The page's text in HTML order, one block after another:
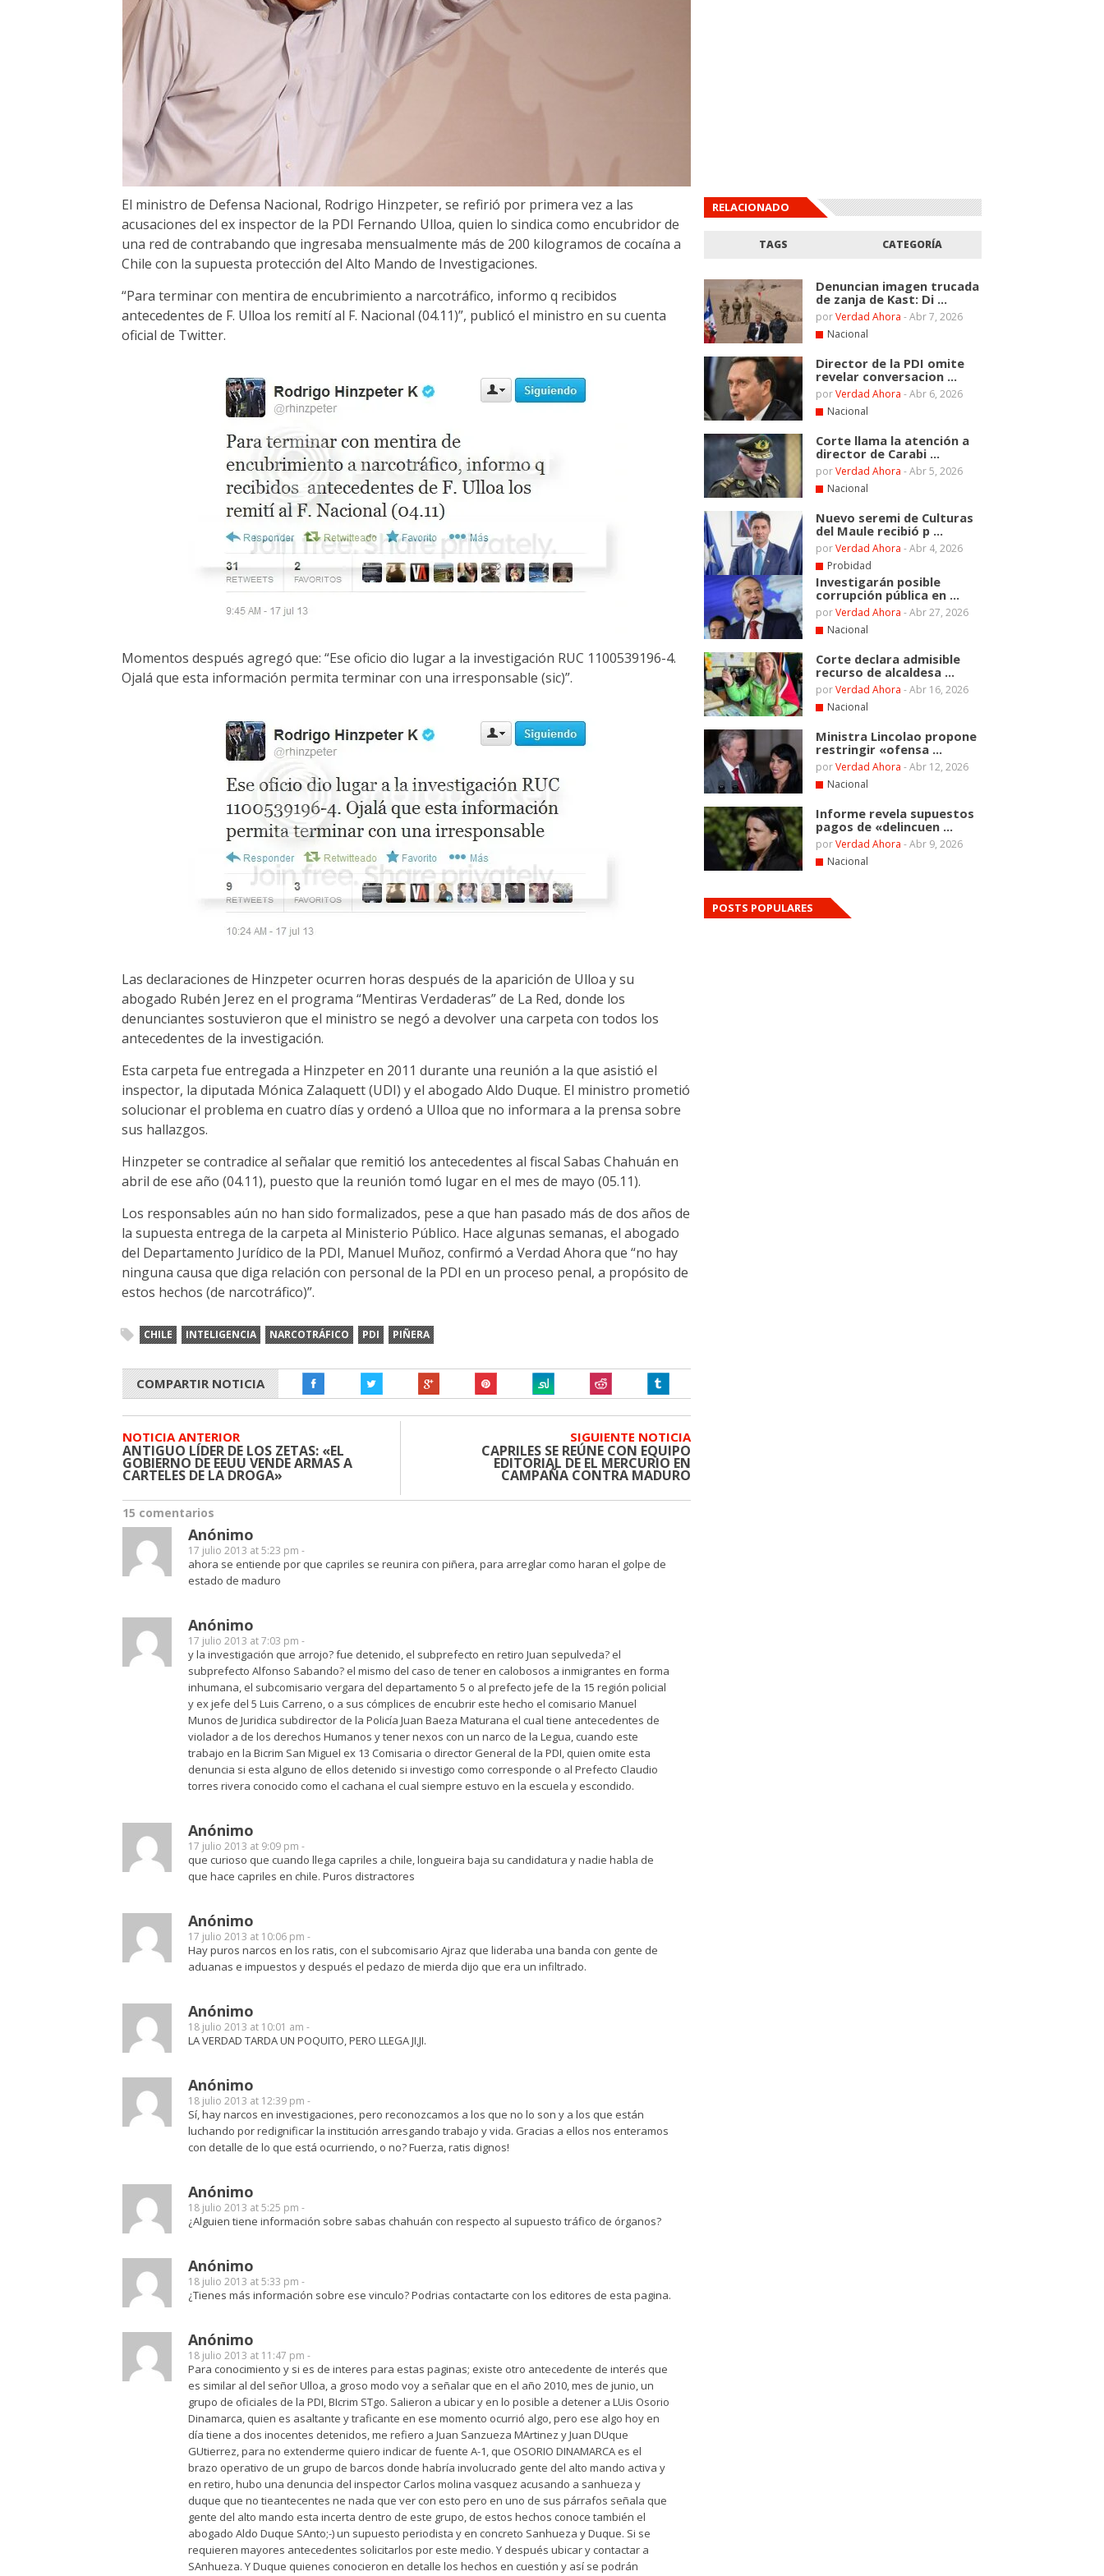
El ministro de Defensa Nacional, Rodrigo Hinzpeter, se refirió por primera vez a las
acusaciones del ex inspector de la PDI Fernando Ulloa, quien lo sindica como encubridor de
una red de contrabando que ingresaba mensualmente más de 200 kilogramos de cocaína a
Chile con la supuesta protección del Alto Mando de Investigaciones.
“Para terminar con mentira de encubrimiento a narcotráfico, informo q recibidos
antecedentes de F. Ulloa los remití al F. Nacional (04.11)”, publicó el ministro en su cuenta
oficial de Twitter.
Momentos después agregó que: “Ese oficio dio lugar a la investigación RUC 1100539196-4.
Ojalá que esta información permita terminar con una irresponsable (sic)”.
Las declaraciones de Hinzpeter ocurren horas después de la aparición de Ulloa y su
abogado Rubén Jerez en el programa “Mentiras Verdaderas” de La Red, donde los
denunciantes sostuvieron que el ministro se negó a devolver una carpeta con todos los
antecedentes de la investigación.
Esta carpeta fue entregada a Hinzpeter en 2011 durante una reunión a la que asistió el
inspector, la diputada Mónica Zalaquett (UDI) y el abogado Aldo Duque. El ministro prometió
solucionar el problema en cuatro días y ordenó a Ulloa que no informara a la prensa sobre
sus hallazgos.
Hinzpeter se contradice al señalar que remitió los antecedentes al fiscal Sabas Chahuán en
abril de ese año (04.11), puesto que la reunión tomó lugar en el mes de mayo (05.11).
Los responsables aún no han sido formalizados, pese a que han pasado más de dos años de
la supuesta entrega de la carpeta al Ministerio Público. Hace algunas semanas, el abogado
del Departamento Jurídico de la PDI, Manuel Muñoz, confirmó a Verdad Ahora que “no hay
ninguna causa que diga relación con personal de la PDI en un proceso penal, a propósito de
estos hechos (de narcotráfico)”.
CHILE INTELIGENCIA NARCOTRÁFICO PDI PIÑERA
COMPARTIR NOTICIA
NOTICIA ANTERIOR
ANTIGUO LÍDER DE LOS ZETAS: «EL
GOBIERNO DE EEUU VENDE ARMAS A
CARTELES DE LA DROGA»
SIGUIENTE NOTICIA
CAPRILES SE REÚNE CON EQUIPO
EDITORIAL DE EL MERCURIO EN
CAMPAÑA CONTRA MADURO
15 comentarios
Anónimo
17 julio 2013 at 5:23 pm -
ahora se entiende por que capriles se reunira con piñera, para arreglar como haran el golpe de
estado de maduro
Anónimo
17 julio 2013 at 7:03 pm -
y la investigación que arrojo? fue detenido, el subprefecto en retiro Juan sepulveda? el
subprefecto Alfonso Sabando? el mismo del caso de tener en calobosos a inmigrantes en forma
inhumana, el subcomisario vergara del departamento 5 o al prefecto jefe de la 15 región policial
y ex jefe del 5 Luis Carreno, o a sus cómplices de encubrir este hecho el comisario Manuel
Munos de Juridica subdirector de la Policía Juan Baeza Maturana el cual tiene antecedentes de
violador a de los derechos Humanos y tener nexos con un narco de la Legua, cuando este
trabajo en la Bicrim San Miguel ex 13 Comisaria o director General de la PDI, quien omite esta
denuncia si esta alguno de ellos detenido si investigo como corresponde o al Prefecto Claudio
torres rivera conocido como el cachana el cual siempre estuvo en la escuela y escondido.
Anónimo
17 julio 2013 at 9:09 pm -
que curioso que cuando llega capriles a chile, longueira baja su candidatura y nadie habla de
que hace capriles en chile. Puros distractores
Anónimo
17 julio 2013 at 10:06 pm -
Hay puros narcos en los ratis, con el subcomisario Ajraz que lideraba una banda con gente de
aduanas e impuestos y después el pedazo de mierda dijo que era un infiltrado.
Anónimo
18 julio 2013 at 10:01 am -
LA VERDAD TARDA UN POQUITO, PERO LLEGA JI,JI.
Anónimo
18 julio 2013 at 12:39 pm -
Sí, hay narcos en investigaciones, pero reconozcamos a los que no lo son y a los que están
luchando por redignificar la institución arresgando trabajo y vida. Gracias a ellos nos enteramos
con detalle de lo que está ocurriendo, o no? Fuerza, ratis dignos!
Anónimo
18 julio 2013 at 5:25 pm -
¿Alguien tiene información sobre sabas chahuán con respecto al supuesto tráfico de órganos?
Anónimo
18 julio 2013 at 5:33 pm -
¿Tienes más información sobre ese vinculo? Podrias contactarte con los editores de esta pagina.
Anónimo
18 julio 2013 at 11:47 pm -
Para conocimiento y si es de interes para estas paginas; existe otro antecedente de interés que
es similar al del señor Ulloa, a groso modo voy a señalar que en el año 2010, mes de junio, un
grupo de oficiales de la PDI, BIcrim STgo. Salieron a ubicar y en lo posible a detener a LUis Osorio
Dinamarca, quien es asaltante y traficante en ese momento ocurrió algo, pero ese algo hoy en
día tiene a dos inocentes detenidos, me refiero a Juan Sanzueza MArtinez y Juan DUque
GUtierrez, para no extenderme quiero indicar de fuente A-1, que OSORIO DINAMARCA es el
brazo operativo de un grupo de barcos donde habría involucrado gente del alto mando activa y
en retiro, hubo una denuncia del inspector Carlos molina vasquez acusando a sanhueza y
duque que no tieantecentes ne nada que ver con esto pero en uno de sus párrafos señala que
gente del alto mando esta incerta dentro de este grupo, de estos hechos conoce también el
abogado Aldo Duque SAnto;-) un supuesto periodista y en concreto Sanhueza y Duque. Si se
requieren mayores antecedentes solicitarlos por este medio. Y después ubicar y contactar a
SAnhueza. Y Duque quienes conocieron en detalle los hechos en cuestión y así se podrán
RELACIONADO
TAGS CATEGORÍA
Denuncian imagen trucada
de zanja de Kast: Di ...
porVerdad Ahora -Abr 7, 2026
Nacional
Director de la PDI omite
revelar conversacion ...
porVerdad Ahora -Abr 6, 2026
Nacional
Corte llama la atención a
director de Carabi ...
porVerdad Ahora -Abr 5, 2026
Nacional
Nuevo seremi de Culturas
del Maule recibió p ...
porVerdad Ahora -Abr 4, 2026
Probidad
Investigarán posible
corrupción pública en ...
porVerdad Ahora -Abr 27, 2026
Nacional
Corte declara admisible
recurso de alcaldesa ...
porVerdad Ahora -Abr 16, 2026
Nacional
Ministra Lincolao propone
restringir «ofensa ...
porVerdad Ahora -Abr 12, 2026
Nacional
Informe revela supuestos
pagos de «delincuen ...
porVerdad Ahora -Abr 9, 2026
Nacional
POSTS POPULARES